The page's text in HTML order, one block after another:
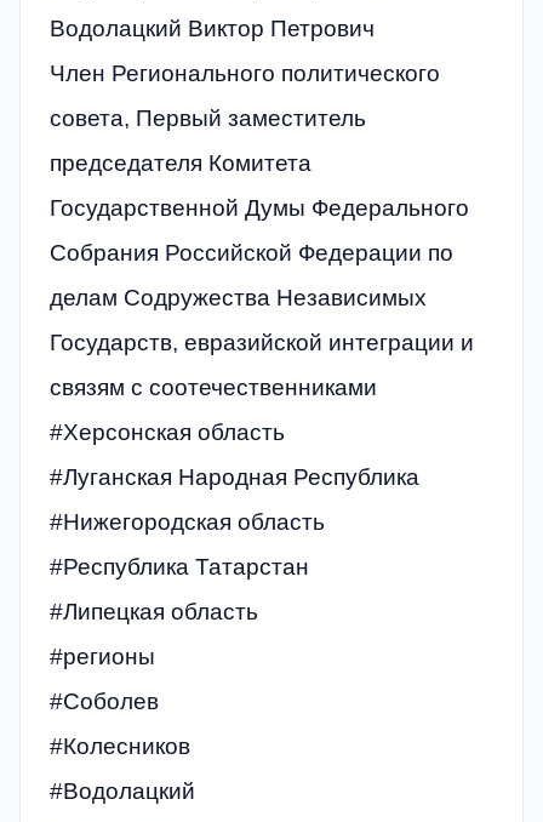
Водолацкий Виктор Петрович
Член Регионального политического
совета, Первый заместитель
председателя Комитета
Государственной Думы Федерального
Собрания Российской Федерации по
делам Содружества Независимых
Государств, евразийской интеграции и
связям с соотечественниками
#Херсонская область
#Луганская Народная Республика
#Нижегородская область
#Республика Татарстан
#Липецкая область
#регионы
#Соболев
#Колесников
#Водолацкий